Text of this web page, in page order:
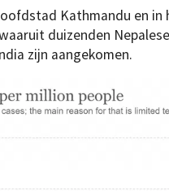
Kathmandu en
duizenden
zijn aangekomen.